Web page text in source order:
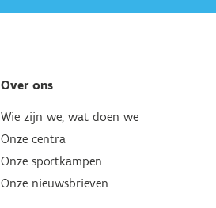
Over ons
Wie zijn we, wat doen we
Onze centra
Onze sportkampen
Onze nieuwsbrieven